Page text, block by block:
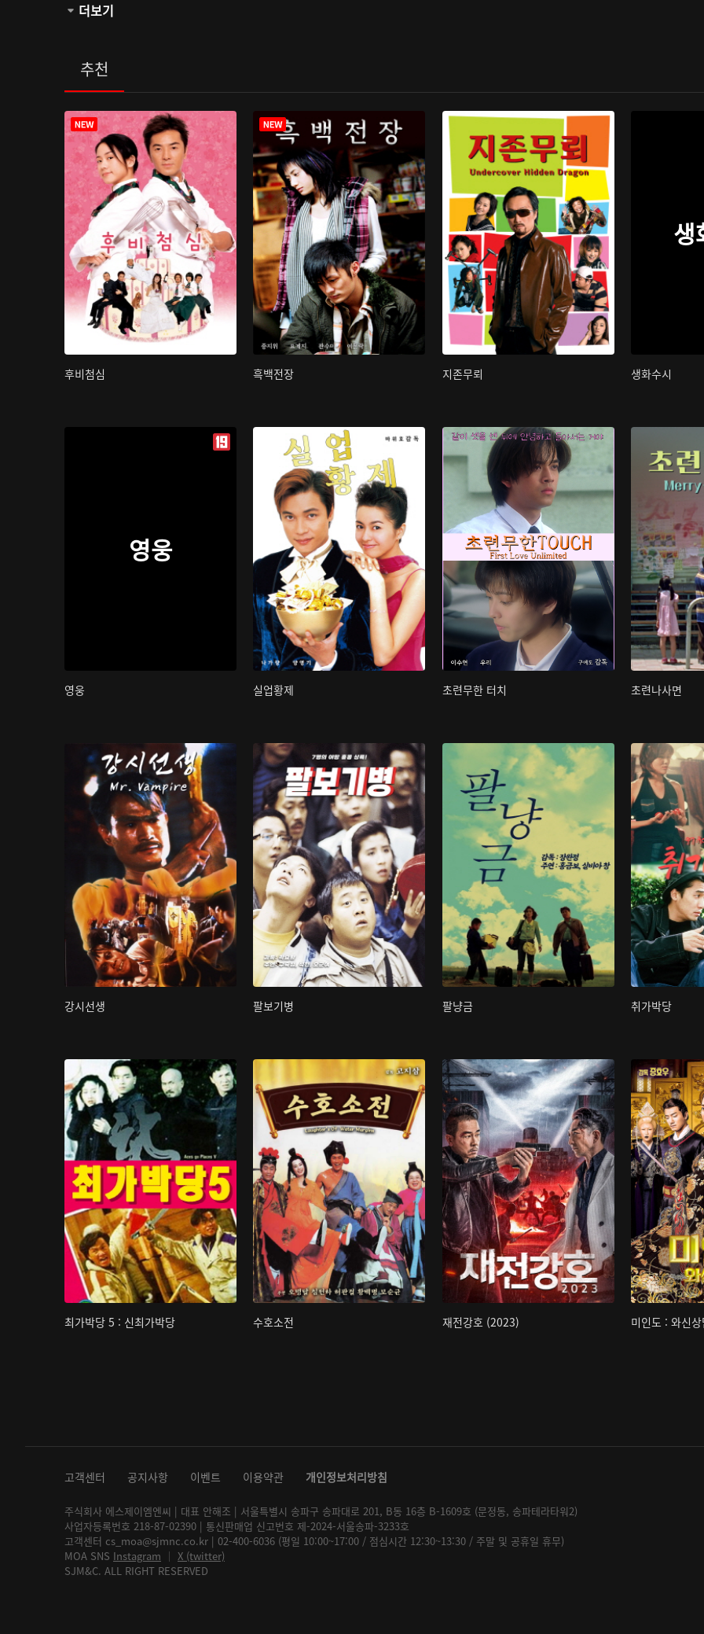
관람등급:
더보기
추천
후비첨심 흑백전장 지존무뢰
생
생화수시
영웅
영웅 실업황제 초련무한 터치 초련나사면
강시선생 팔보기병 팔냥금 취가박당
최가박당 5 : 신최가박당 수호소전 재전강호 (2023) 미인도 : 와신
고객센터 공지사항 이벤트 이용약관 개인정보처리방침
주식회사 에스제이엠엔씨 | 대표 안해조 | 서울특별시 송파구 송파대로 201, B동 16층 B-1609호 (문정동, 송파테라타워2)
사업자등록번호 218-87-02390 | 통신판매업 신고번호 제-2024-서울송파-3233호
고객센터 cs_moa@sjmnc.co.kr | 02-400-6036 (평일 10:00~17:00 / 점심시간 12:30~13:30 / 주말 및 공휴일 휴무)
MOA SNS Instagram │ X (twitter)
SJM&C. ALL RIGHT RESERVED